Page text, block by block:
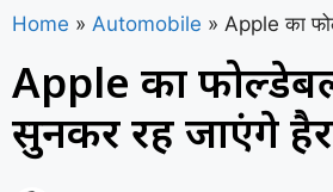
Home » Automobile » Apple का
Apple का
सुनकर रह जाएंगे